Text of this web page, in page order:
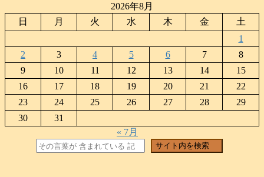
2026年8月
日
月 火 水 木 金
土
1
2
3 4 5 6 7
8
9
10 11 12 13 14
15
16
17 18 19 20 21
22
23
24 25 26 27 28
29
30
31
« 7月
サイト内を検索